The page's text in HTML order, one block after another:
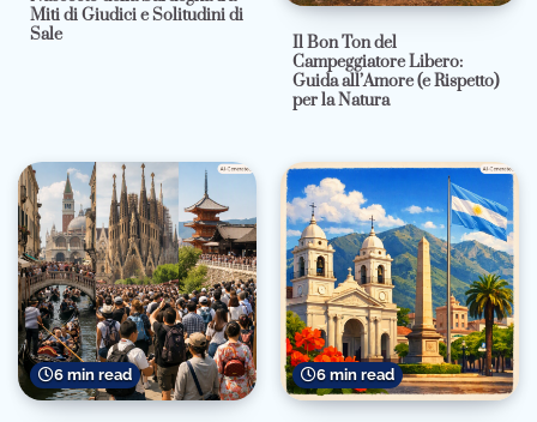
Miti di Giudici e Solitudini di
Sale
Il Bon Ton del
Campeggiatore Libero:
Guida all’Amore (e Rispetto)
per la Natura
6 min read 6 min read